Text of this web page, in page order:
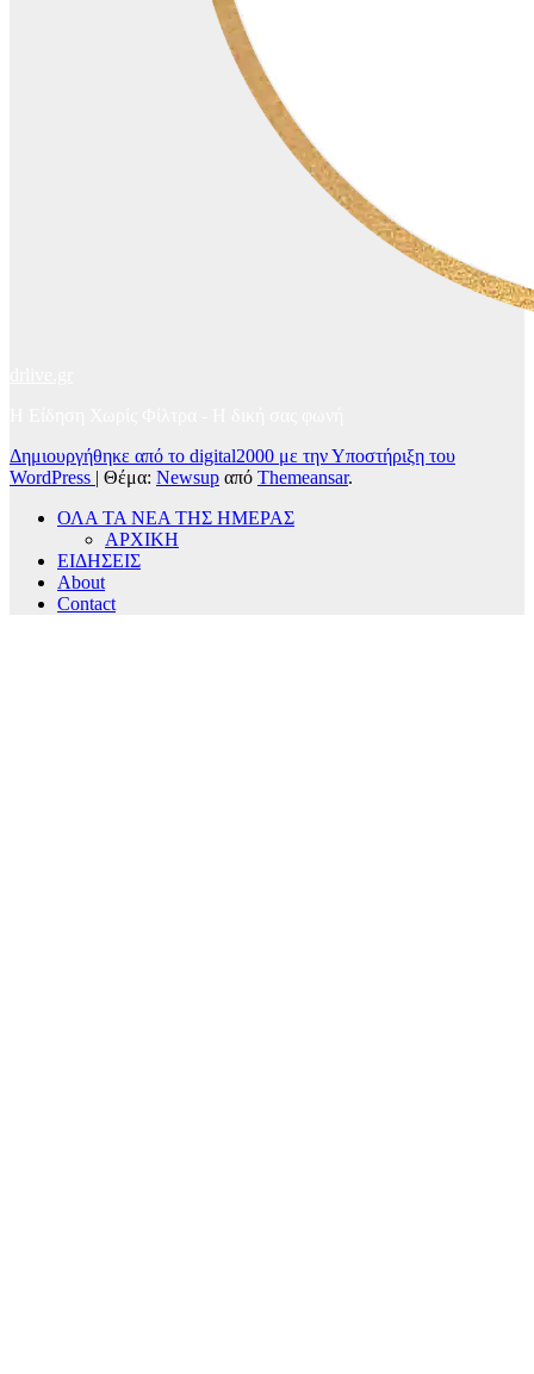
Δημιουργήθηκε από το digital2000 με την Υποστήριξη του
WordPress | Θέμα: Newsup από Themeansar.
ΟΛΑ ΤΑ ΝΕΑ ΤΗΣ ΗΜΕΡΑΣ
ΑΡΧΙΚΗ
ΕΙΔΗΣΕΙΣ
About
Contact